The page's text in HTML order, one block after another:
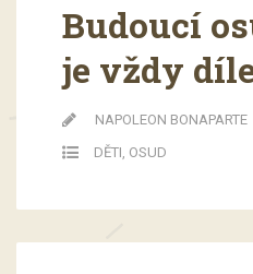
Budoucí
je vždy
NAPOLEON BONAPARTE
DĚTI, OSUD